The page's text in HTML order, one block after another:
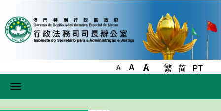
A A A 繁 简 PT
Toggle